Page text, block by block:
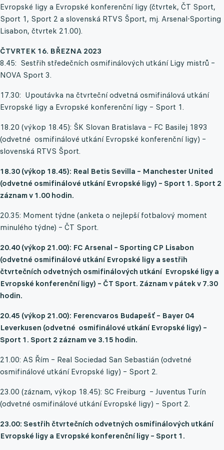
Evropské ligy a Evropské konferenční ligy (čtvrtek, ČT Sport,
Sport 1, Sport 2 a slovenská RTVS Šport, mj. Arsenal-Sporting
Lisabon, čtvrtek 21.00).
ČTVRTEK 16. BŘEZNA 2023
8.45: Sestřih středečních osmifinálových utkání Ligy mistrů –
NOVA Sport 3.
17.30: Upoutávka na čtvrteční odvetná osmifinálová utkání
Evropské ligy a Evropské konferenční ligy – Sport 1.
18.20 (výkop 18.45): ŠK Slovan Bratislava – FC Basilej 1893
(odvetné osmifinálové utkání Evropské konferenční ligy) –
slovenská RTVS Šport.
18.30 (výkop 18.45): Real Betis Sevilla – Manchester United
(odvetné osmifinálové utkání Evropské ligy) – Sport 1. Sport 2
záznam v 1.00 hodin.
20.35: Moment týdne (anketa o nejlepší fotbalový moment
minulého týdne) – ČT Sport.
20.40 (výkop 21.00): FC Arsenal – Sporting CP Lisabon
(odvetné osmifinálové utkání Evropské ligy a sestřih
čtvrtečních odvetných osmifinálových utkání Evropské ligy a
Evropské konferenční ligy) – ČT Sport. Záznam v pátek v 7.30
hodin.
20.45 (výkop 21.00): Ferencvaros Budapešť – Bayer 04
Leverkusen (odvetné osmifinálové utkání Evropské ligy) –
Sport 1. Sport 2 záznam ve 3.15 hodin.
21.00: AS Řím – Real Sociedad San Sebastián (odvetné
osmifinálové utkání Evropské ligy) – Sport 2.
23.00 (záznam, výkop 18.45): SC Freiburg – Juventus Turín
(odvetné osmifinálové utkání Evropské ligy) – Sport 2.
23.00: Sestřih čtvrtečních odvetných osmifinálových utkání
Evropské ligy a Evropské konferenční ligy – Sport 1.